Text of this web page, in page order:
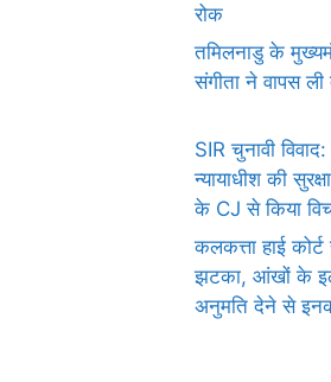
रोक
तमिलनाडु के
संगीता ने वापस
SIR चुनावी
न्यायाधीश की
के CJ से किया
कलकत्ता हाई
झटका, आंखों के
अनुमति देने से